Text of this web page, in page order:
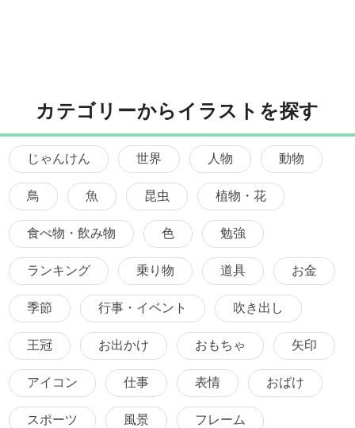
カテゴリーからイラストを探す
じゃんけん 世界 人物 動物
鳥 魚 昆虫 植物・花
食べ物・飲み物 色 勉強
ランキング 乗り物 道具 お金
季節 行事・イベント 吹き出し
王冠 お出かけ おもちゃ 矢印
アイコン 仕事 表情 おばけ
スポーツ 風景 フレーム